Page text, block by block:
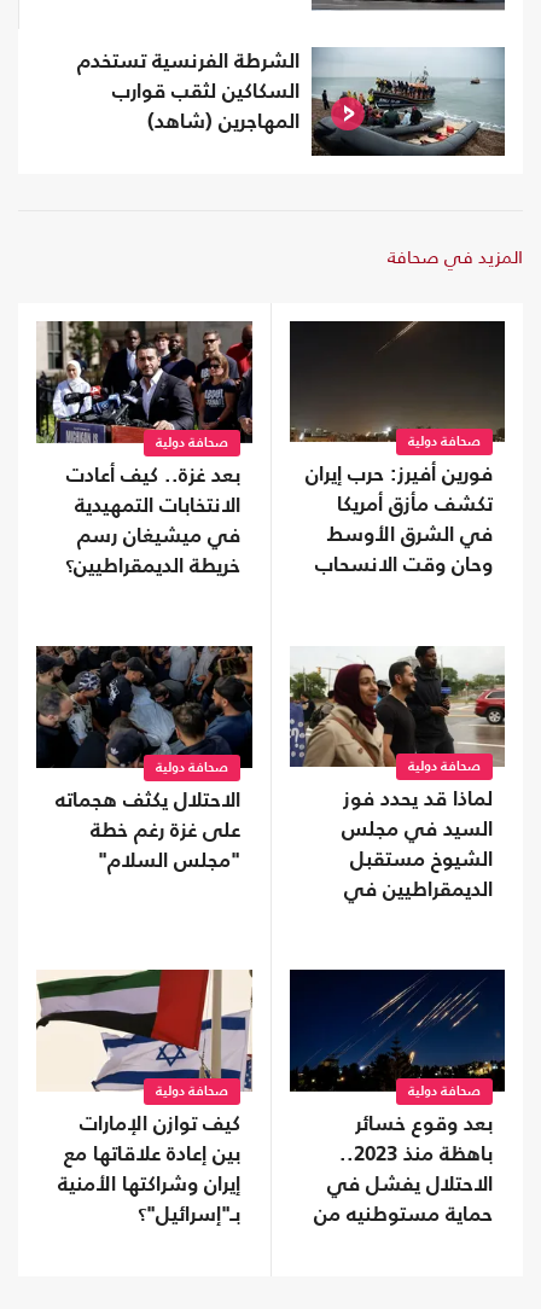
الشرطة الفرنسية تستخدم
السكاكين لثقب قوارب
المهاجرين (شاهد)
المزيد في صحافة
صحافة دولية
فورين أفيرز: حرب إيران
تكشف مأزق أمريكا
في الشرق الأوسط
وحان وقت الانسحاب
صحافة دولية
بعد غزة.. كيف أعادت
الانتخابات التمهيدية
في ميشيغان رسم
خريطة الديمقراطيين؟
صحافة دولية
لماذا قد يحدد فوز
السيد في مجلس
الشيوخ مستقبل
الديمقراطيين في
صحافة دولية
الاحتلال يكثف هجماته
على غزة رغم خطة
"مجلس السلام"
صحافة دولية
بعد وقوع خسائر
باهظة منذ 2023..
الاحتلال يفشل في
حماية مستوطنيه من
صحافة دولية
كيف توازن الإمارات
بين إعادة علاقاتها مع
إيران وشراكتها الأمنية
بـ"إسرائيل"؟